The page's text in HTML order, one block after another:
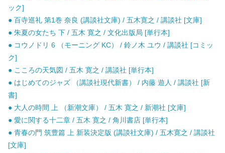
ック]
● 百寺巡礼 第1巻 奈良 (講談社文庫) / 五木寛之 / 講談社 [文庫]
● 朱夏の女たち 下 / 五木 寛之 / 文化出版局 [単行本]
● コウノドリ 6 （モーニング KC） / 鈴ノ木 ユウ / 講談社 [コミッ
ク]
● こころの天気図 / 五木 寛之 / 講談社 [単行本]
● はじめてのジャズ （講談社現代新書） / 内藤 遊人 / 講談社 [新
書]
● 大人の時間 上 （新潮文庫） / 五木 寛之 / 新潮社 [文庫]
● 愛に関する十二章 / 五木 寛之 / 角川書店 [単行本]
● 青春の門 筑豊篇 上 新装決定版 (講談社文庫) / 五木寛之 / 講談社
[文庫]